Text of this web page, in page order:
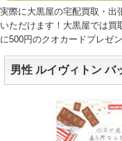
実際に大黒屋の宅配買取・出
いただけます！大黒屋では買
に500円のクオカードプレゼ
男性 ルイヴィトン バ